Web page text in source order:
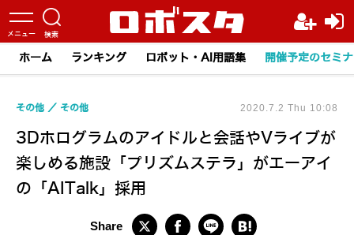
ホーム ランキング ロボット・AI用語集 開催予定のセミ
3Dホログラムのアイドルと会話やVライブが
楽しめる施設「プリズムステラ」がエーアイ
の「AITalk」採用
その他 その他 2020.7.2 Thu 10:08